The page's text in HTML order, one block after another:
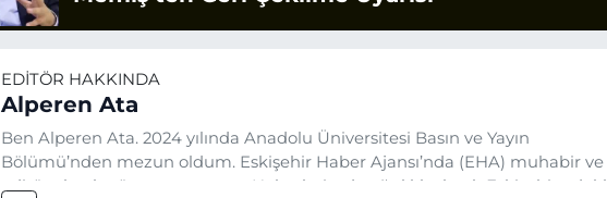
EDITÖR HAKKINDA
Alperen Ata
Ben Alperen Ata. 2024 yılında Anadolu Üniversitesi Basın ve Yayın
Bölümü’nden mezun oldum. Eskişehir Haber Ajansı’nda (EHA) muhabir ve
editör olarak görev yapıyorum. Haberlerimde ağırlıklı olarak Eskişehir odaklı